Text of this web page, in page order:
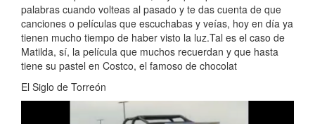
palabras cuando volteas al pasado y te das cuenta de que
canciones o películas que escuchabas y veías, hoy en día ya
tienen mucho tiempo de haber visto la luz.Tal es el caso de
Matilda, sí, la película que muchos recuerdan y que hasta
tiene su pastel en Costco, el famoso de chocolat
El Siglo de Torreón